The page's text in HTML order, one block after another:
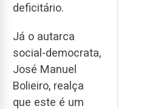
deficitário.
Já o autarca
social-democrata,
José Manuel
Bolieiro, realça
que este é um